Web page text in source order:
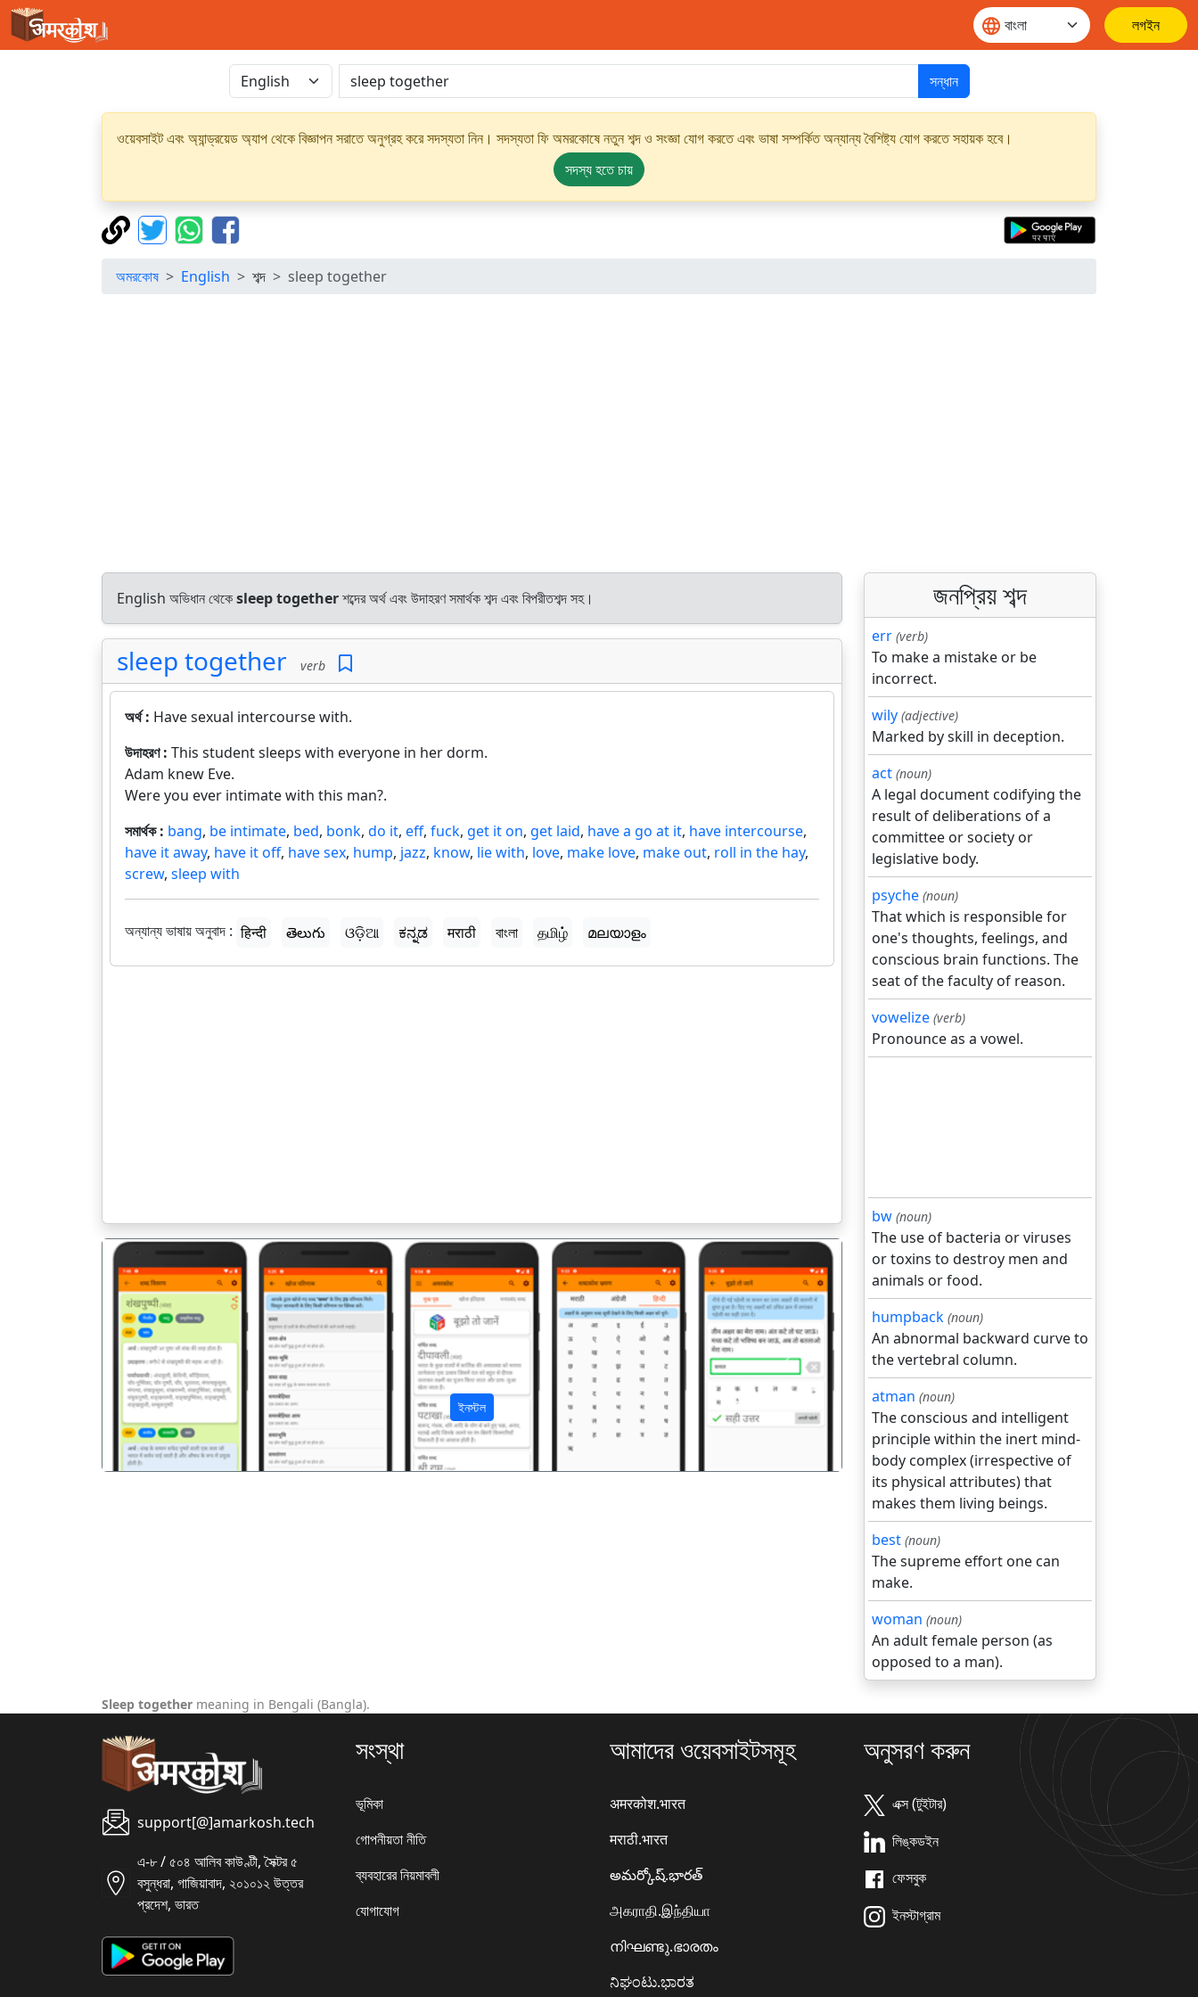
লগইন
সন্ধান
ওয়েবসাইট এবং অ্যান্ড্রয়েড অ্যাপ থেকে বিজ্ঞাপন সরাতে অনুগ্রহ করে সদস্যতা নিন। সদস্যতা ফি অমরকোষে নতুন শব্দ ও সংজ্ঞা যোগ করতে এবং ভাষা সম্পর্কিত অন্যান্য বৈশিষ্ট্য যোগ করতে সহায়ক হবে।
সদস্য হতে চায়
অমরকোষ English শব্দ sleep together
English অভিধান থেকেsleep togetherশব্দের অর্থ এবং উদাহরণ সমার্থক শব্দ এবং বিপরীতশব্দ সহ।
sleep together verb
অর্থ : Have sexual intercourse with.
উদাহরণ : This student sleeps with everyone in her dorm.
Adam knew Eve.
Were you ever intimate with this man?.
সমার্থক : bang, be intimate, bed, bonk, do it, eff, fuck, get it on, get laid, have a go at it, have intercourse,
have it away, have it off, have sex, hump, jazz, know, lie with, love, make love, make out, roll in the hay,
screw, sleep with
অন্যান্য ভাষায় অনুবাদ : हिन्दी తెలుగు ଓଡ଼ିଆ ಕನ್ನಡ मराठी বাংলা தமிழ் മലയാളം
ইনস্টল
पिछला अगला
জনপ্রিয় শব্দ
err (verb)
To make a mistake or be
incorrect.
wily (adjective)
Marked by skill in deception.
act (noun)
A legal document codifying the
result of deliberations of a
committee or society or
legislative body.
psyche (noun)
That which is responsible for
one's thoughts, feelings, and
conscious brain functions. The
seat of the faculty of reason.
vowelize (verb)
Pronounce as a vowel.
bw (noun)
The use of bacteria or viruses
or toxins to destroy men and
animals or food.
humpback (noun)
An abnormal backward curve to
the vertebral column.
atman (noun)
The conscious and intelligent
principle within the inert mind-
body complex (irrespective of
its physical attributes) that
makes them living beings.
best (noun)
The supreme effort one can
make.
woman (noun)
An adult female person (as
opposed to a man).
Sleep together meaning in Bengali (Bangla).
support[@]amarkosh.tech
এ-৮ / ৫০৪ আলিব কাউণ্টী, সৈক্টর ৫
বসুন্ধরা, গাজিয়াবাদ, ২০১০১২ উত্তর
প্রদেশ, ভারত
সংস্থা
ভূমিকা
গোপনীয়তা নীতি
ব্যবহারের নিয়মাবলী
যোগাযোগ
আমাদের ওয়েবসাইটসমূহ
अमरकोश.भारत
मराठी.भारत
అమర్కోష్.భారత్
அகராதி.இந்தியா
നിഘണ്ടു.ഭാരതം
ನಿಘಂಟು.ಭಾರತ
অনুসরণ করুন
এক্স (টুইটার)
লিঙ্কডইন
ফেসবুক
ইনস্টাগ্রাম